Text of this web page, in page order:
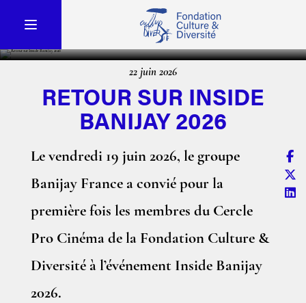
22 juin 2026
RETOUR SUR INSIDE
BANIJAY 2026
Le vendredi 19 juin 2026, le groupe
Banijay France a convié pour la
première fois les membres du Cercle
Pro Cinéma de la Fondation Culture &
Diversité à l’événement Inside Banijay
2026.